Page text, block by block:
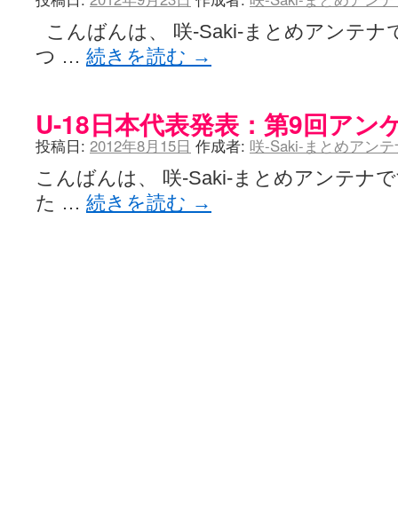
こんばんは、 咲-Saki-まとめアンテナ
つ … 続きを読む →
U-18日本代表発表：第9回アン
投稿日: 2012年8月15日 作成者: 咲-Saki-まとめアン
こんばんは、 咲-Saki-まとめアンテナ
た … 続きを読む →